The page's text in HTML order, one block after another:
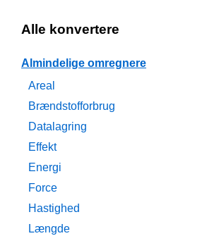
Alle konvertere
Almindelige omregnere
Areal
Brændstofforbrug
Datalagring
Effekt
Energi
Force
Hastighed
Længde